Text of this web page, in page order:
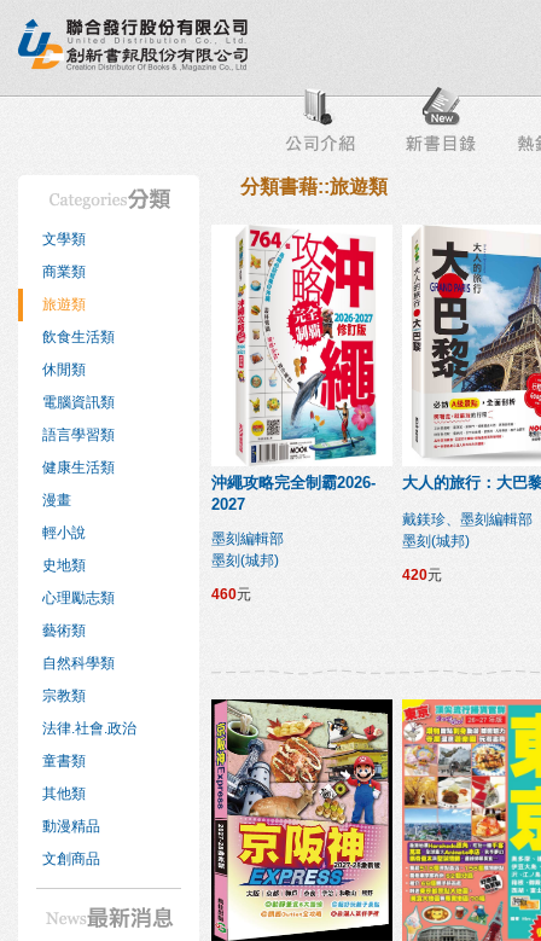
榜 出版社專區 書店專區 目錄下載 會員服務
文學類
商業類
旅遊類
飲食生活類
休閒類
電腦資訊類
語言學習類
健康生活類
漫畫
輕小說
史地類
心理勵志類
藝術類
自然科學類
宗教類
法律.社會.政治
童書類
其他類
動漫精品
文創商品
分類書藉::旅遊類
沖繩攻略完全制霸2026-
2027
墨刻編輯部
墨刻(城邦)
460元
大人的旅行：大巴
戴鎂珍、墨刻編輯部
墨刻(城邦)
420元